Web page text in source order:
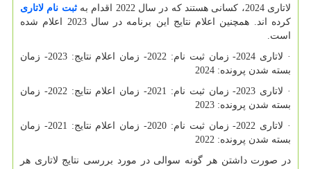
لاتاری 2024، کسانی هستند که در سال 2022 اقدام به
ثبت نام لاتاری
کرده اند. همچنین اعلام نتایج این برنامه در سال 2023 اعلام شده
است.
· لاتاری 2024- زمان ثبت نام: 2022- زمان اعلام نتایج: 2023- زمان
بسته شدن پرونده: 2024
· لاتاری 2023- زمان ثبت نام: 2021- زمان اعلام نتایج: 2022- زمان
بسته شدن پرونده: 2023
· لاتاری 2022- زمان ثبت نام: 2020- زمان اعلام نتایج: 2021- زمان
بسته شدن پرونده: 2022
در صورت داشتن هر گونه سوالی در مورد بررسی نتایج لاتاری هر